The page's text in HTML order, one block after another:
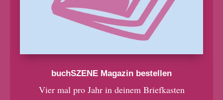
buchSZENE Magazin bestellen
Vier mal pro Jahr in deinem Briefkasten